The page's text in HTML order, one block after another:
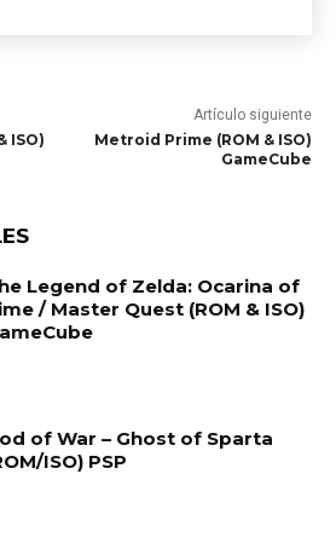
ISO)
Artículo siguiente
Metroid Prime (ROM & ISO)
GameCube
Legend of Zelda: Ocarina of
/ Master Quest (ROM & ISO)
of War – Ghost of Sparta
ISO) PSP